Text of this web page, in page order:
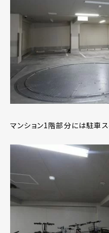
マンション1階部分には駐車ス